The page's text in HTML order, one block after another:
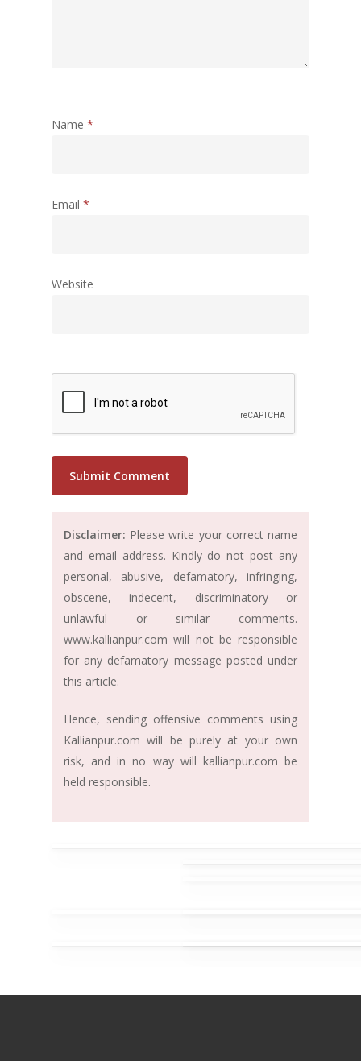
Name *
Email *
Website
Disclaimer: Please write your correct name
and email address. Kindly do not post any
personal, abusive, defamatory, infringing,
obscene, indecent, discriminatory or
unlawful or similar comments.
www.kallianpur.com will not be responsible
for any defamatory message posted under
this article.
Hence, sending offensive comments using
Kallianpur.com will be purely at your own
risk, and in no way will kallianpur.com be
held responsible.